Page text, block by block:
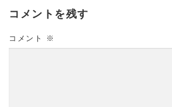
コメントを残す
コメント ※